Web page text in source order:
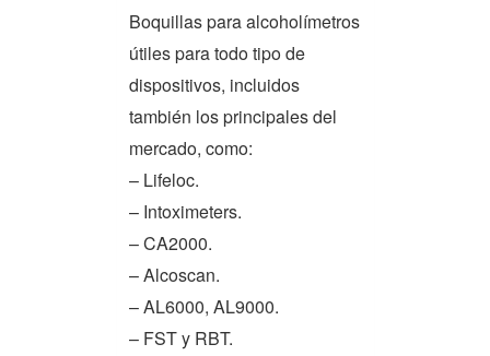
Boquillas para alcoholímetros
útiles para todo tipo de
dispositivos, incluidos
también los principales del
mercado, como:
– Lifeloc.
– Intoximeters.
– CA2000.
– Alcoscan.
– AL6000, AL9000.
– FST y RBT.